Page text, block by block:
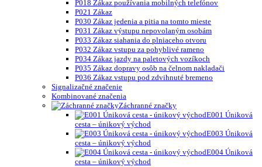
P018 Zákaz používania mobilných telefónov
P021 Zákaz
P030 Zákaz jedenia a pitia na tomto mieste
P031 Zákaz výstupu nepovolaným osobám
P033 Zákaz siahania do plniaceho otvoru
P032 Zákaz vstupu za pohyblivé rameno
P034 Zákaz jazdy na paletových vozíkoch
P035 Zákaz dopravy osôb na čelnom nakladači
P036 Zákaz vstupu pod zdvihnuté bremeno
Signalizačné značenie
Kombinované značenia
Záchranné značky
E001 Úniková
cesta – únikový východ
E003 Úniková
cesta – únikový východ
E004 Úniková
cesta – únikový východ